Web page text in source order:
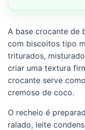
A base crocante de
com biscoitos tipo
triturados,
criar uma textura
crocante serve
cremoso de coco.
O recheio é
ralado, leite